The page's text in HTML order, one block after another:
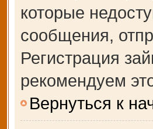
которые
сообщения,
Регистрация
рекомендуем
Вернуться к